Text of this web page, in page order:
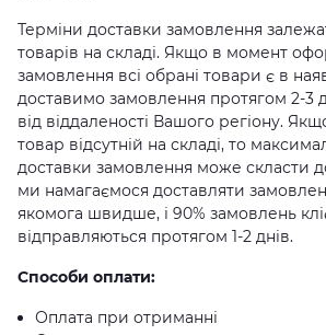
Терміни доставки замовлення
товарів на складі. Якщо в момент
замовлення всі обрані товари є в
доставимо замовлення протягом 2-3
від віддаленості Вашого регіону.
товар відсутній на складі, то
доставки замовлення може скласти
ми намагаємося доставляти
якомога швидше, і 90% замовлень
відправляються протягом 1-2 днів.
Способи оплати:
Оплата при отриманні